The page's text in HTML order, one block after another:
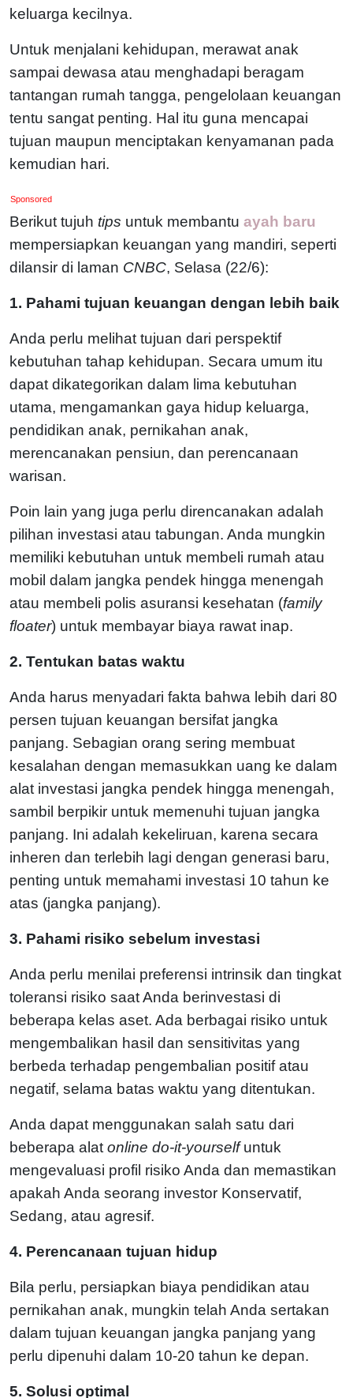
keluarga kecilnya.
Untuk menjalani kehidupan, merawat anak
sampai dewasa atau menghadapi beragam
tantangan rumah tangga, pengelolaan keuangan
tentu sangat penting. Hal itu guna mencapai
tujuan maupun menciptakan kenyamanan pada
kemudian hari.
Sponsored
Berikut tujuh tips untuk membantu ayah baru
mempersiapkan keuangan yang mandiri, seperti
dilansir di laman CNBC, Selasa (22/6):
1. Pahami tujuan keuangan dengan lebih baik
Anda perlu melihat tujuan dari perspektif
kebutuhan tahap kehidupan. Secara umum itu
dapat dikategorikan dalam lima kebutuhan
utama, mengamankan gaya hidup keluarga,
pendidikan anak, pernikahan anak,
merencanakan pensiun, dan perencanaan
warisan.
Poin lain yang juga perlu direncanakan adalah
pilihan investasi atau tabungan. Anda mungkin
memiliki kebutuhan untuk membeli rumah atau
mobil dalam jangka pendek hingga menengah
atau membeli polis asuransi kesehatan (family
floater) untuk membayar biaya rawat inap.
2. Tentukan batas waktu
Anda harus menyadari fakta bahwa lebih dari 80
persen tujuan keuangan bersifat jangka
panjang. Sebagian orang sering membuat
kesalahan dengan memasukkan uang ke dalam
alat investasi jangka pendek hingga menengah,
sambil berpikir untuk memenuhi tujuan jangka
panjang. Ini adalah kekeliruan, karena secara
inheren dan terlebih lagi dengan generasi baru,
penting untuk memahami investasi 10 tahun ke
atas (jangka panjang).
3. Pahami risiko sebelum investasi
Anda perlu menilai preferensi intrinsik dan tingkat
toleransi risiko saat Anda berinvestasi di
beberapa kelas aset. Ada berbagai risiko untuk
mengembalikan hasil dan sensitivitas yang
berbeda terhadap pengembalian positif atau
negatif, selama batas waktu yang ditentukan.
Anda dapat menggunakan salah satu dari
beberapa alat online do-it-yourselfuntuk
mengevaluasi profil risiko Anda dan memastikan
apakah Anda seorang investor Konservatif,
Sedang, atau agresif.
4. Perencanaan tujuan hidup
Bila perlu, persiapkan biaya pendidikan atau
pernikahan anak, mungkin telah Anda sertakan
dalam tujuan keuangan jangka panjang yang
perlu dipenuhi dalam 10-20 tahun ke depan.
5. Solusi optimal